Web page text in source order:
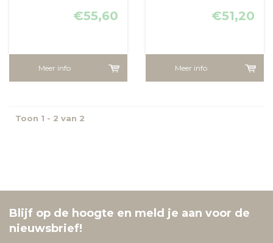
€55,60
Meer info
€51,20
Meer info
Toon 1 - 2 van 2
Blijf op de hoogte en meld je aan voor de
nieuwsbrief!